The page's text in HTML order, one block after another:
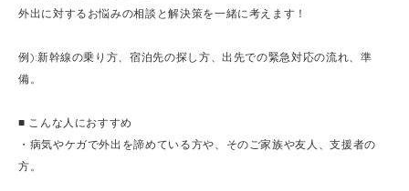
外出に対するお悩みの相談と解決策を一緒に考えます！
例):新幹線の乗り方、宿泊先の探し方、出先での緊急対応の流れ、準
備。
■ こんな人におすすめ
・病気やケガで外出を諦めている方や、そのご家族や友人、支援者の
方。